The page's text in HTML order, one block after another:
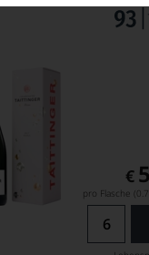
€
pro Flasche